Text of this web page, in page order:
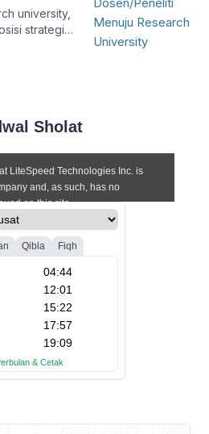
university,
strategis
Sholat